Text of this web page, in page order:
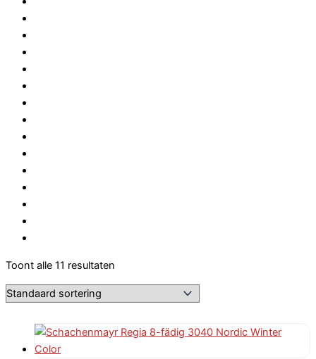
Toont alle 11 resultaten